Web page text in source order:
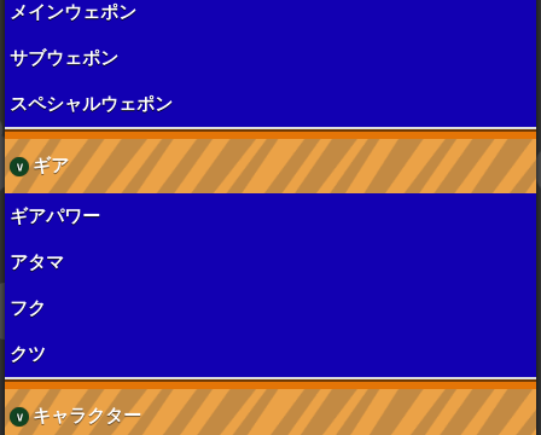
メインウェポン
サブウェポン
スペシャルウェポン
ギア
ギアパワー
アタマ
フク
クツ
キャラクター